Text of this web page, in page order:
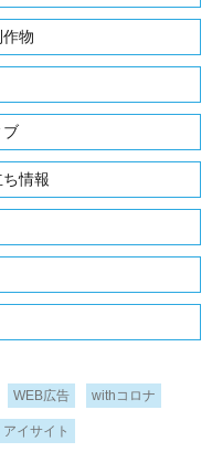
物
ブ
情報
WEB広告 withコロナ
アイサイト